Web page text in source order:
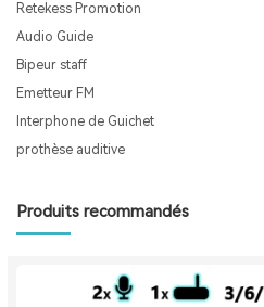
Retekess Promotion
Audio Guide
Bipeur staff
Emetteur FM
Interphone de Guichet
prothèse auditive
Produits recommandés